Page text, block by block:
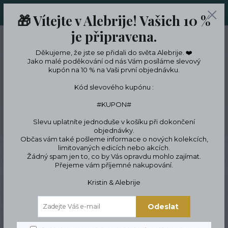
LIMITKÁCH
CZK
Hledat
Úvod Nákup u nás Jak nakupovat
Jak Nakupovat - malý
Průvodce nákupem
🎁 Vítejte v Alebrije! Vašich 10 %
je připravena.
Děkujeme, že jste se přidali do světa Alebrije. ❤️
Jako malé poděkování od nás Vám posíláme slevový
kupón na 10 % na Vaši první objednávku.
Kód slevového kupónu :
#KUPON#
Slevu uplatníte jednoduše v košíku při dokončení
objednávky.
Občas vám také pošleme informace o nových kolekcích,
limitovaných edicích nebo akcích.
Žádný spam jen to, co by Vás opravdu mohlo zajímat.
Přejeme vám příjemné nakupování.
Kristin & Alebrije
Odeslat